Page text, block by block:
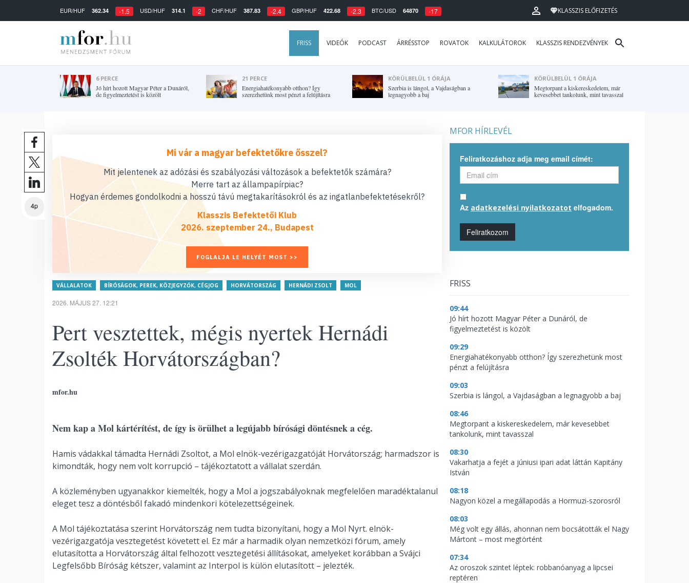
EUR/HUF 362.34 -1.5 USD/HUF 314.1 -2 CHF/HUF 387.83 -2.4 GBP/HUF 422.68 -2.3 BTC/USD 64870 -17 KLASSZIS ELŐFIZETÉS
FRISS VIDEÓK PODCAST ÁRRÉSSTOP ROVATOK KALKULÁTOROK KLASSZIS RENDEZVÉNYEK
6 PERCE
Jó hírt hozott Magyar Péter a Dunáról,
de figyelmeztetést is közölt
21 PERCE
Energiahatékonyabb otthon? Így
szerezhetünk most pénzt a felújításra
KÖRÜLBELÜL 1 ÓRÁJA
Szerbia is lángol, a Vajdaságban a
legnagyobb a baj
KÖRÜLBELÜL 1 ÓRÁJA
Megtorpant a kiskereskedelem, már
kevesebbet tankolunk, mint tavasszal
4p
Mi vár a magyar befektetőkre ősszel?
Mit jelentenek az adózási és szabályozási változások a befektetők számára?
Merre tart az állampapírpiac?
Hogyan érdemes gondolkodni a hosszú távú megtakarításokról és az ingatlanbefektetésekről?
Klasszis Befektetői Klub
2026. szeptember 24., Budapest
FOGLALJA LE HELYÉT MOST >>
VÁLLALATOK BÍRÓSÁGOK, PEREK, KÖZJEGYZŐK, CÉGJOG HORVÁTORSZÁG HERNÁDI ZSOLT MOL
2026. MÁJUS 27. 12:21
Pert vesztettek, mégis nyertek Hernádi
Zsolték Horvátországban?
mfor.hu
Nem kap a Mol kártérítést, de így is örülhet a legújabb bírósági döntésnek a cég.
Hamis vádakkal támadta Hernádi Zsoltot, a Mol elnök-vezérigazgatóját Horvátország; harmadszor is
kimondták, hogy nem volt korrupció – tájékoztatott a vállalat szerdán.
A közleményben ugyanakkor kiemelték, hogy a Mol a jogszabályoknak megfelelően maradéktalanul
eleget tesz a döntésből fakadó mindenkori kötelezettségeinek.
A Mol tájékoztatása szerint Horvátország nem tudta bizonyítani, hogy a Mol Nyrt. elnök-
vezérigazgatója vesztegetést követett el. Ez már a harmadik olyan nemzetközi fórum, amely
elutasította a Horvátország által felhozott vesztegetési állításokat, amelyeket korábban a Svájci
Legfelsőbb Bíróság kétszer, valamint az Interpol is külön elutasított – jelezték.
MFOR HÍRLEVÉL
Feliratkozáshoz adja meg email címét:
Az adatkezelési nyilatkozatot elfogadom.
Feliratkozom
FRISS
09:44
Jó hírt hozott Magyar Péter a Dunáról, de
figyelmeztetést is közölt
09:29
Energiahatékonyabb otthon? Így szerezhetünk most
pénzt a felújításra
09:03
Szerbia is lángol, a Vajdaságban a legnagyobb a baj
08:46
Megtorpant a kiskereskedelem, már kevesebbet
tankolunk, mint tavasszal
08:30
Vakarhatja a fejét a júniusi ipari adat láttán Kapitány
István
08:18
Nagyon közel a megállapodás a Hormuzi-szorosról
08:03
Még volt egy állás, ahonnan nem bocsátották el Nagy
Mártont – most megtörtént
07:34
Az oroszok szintet léptek: robbanóanyag a lipcsei
reptéren